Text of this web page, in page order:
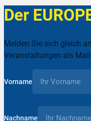
Der
Melden Sie sich gleich
Veranstaltungen als Mail
Vorname
Nachname